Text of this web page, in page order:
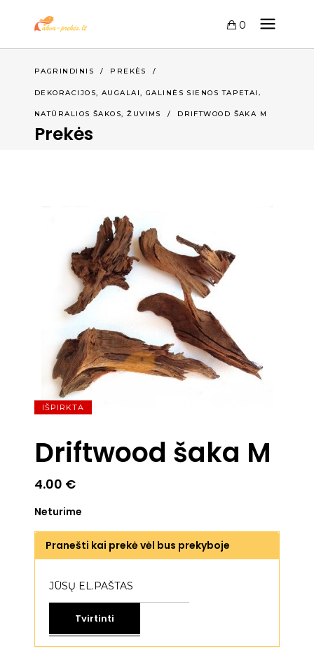
0
PAGRINDINIS / PREKĖS /
DEKORACIJOS, AUGALAI, GALINĖS SIENOS TAPETAI ,
NATŪRALIOS ŠAKOS,ŽUVIMS / DRIFTWOOD ŠAKA M
Prekės
IŠPIRKTA
Driftwood šaka M
4.00 €
Neturime
Pranešti kai prekė vėl bus prekyboje
Tvirtinti